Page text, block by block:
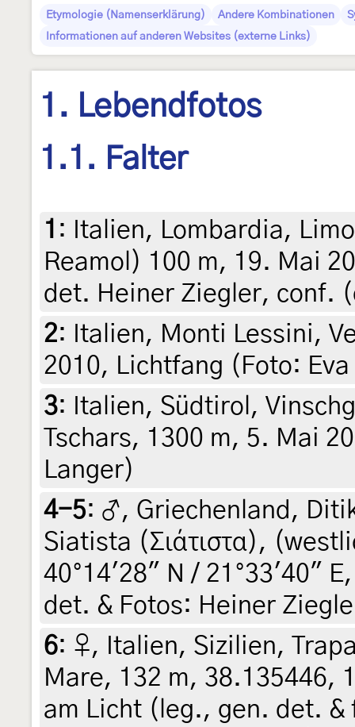
Etymologie (Namenserklärung) Andere Kombinationen
Informationen auf anderen Websites (externe Links)
1. Lebendfotos
1.1. Falter
1 :
Italien, Lombardia,
Reamol) 100 m, 19. Mai
det. Heiner Ziegler, conf.
2:
Italien, Monti Lessini,
2010, Lichtfang (Foto:
3:
Italien, Südtirol,
Tschars, 1300 m, 5. Mai
Langer)
4-5: ♂, Griechenland,
Siatista (Σιάτιστα),
40°14'28" N / 21°33'40"
det. & Fotos: Heiner
6: ♀, Italien, Sizilien,
Mare, 132 m, 38.135446,
am Licht (leg., gen. det.